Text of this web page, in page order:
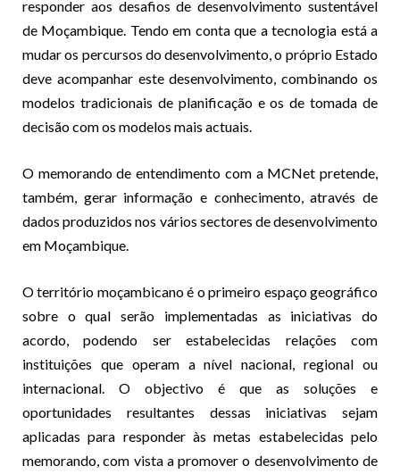
responder aos desafios de desenvolvimento sustentável
de Moçambique. Tendo em conta que a tecnologia está a
mudar os percursos do desenvolvimento, o próprio Estado
deve acompanhar este desenvolvimento, combinando os
modelos tradicionais de planificação e os de tomada de
decisão com os modelos mais actuais.
O memorando de entendimento com a MCNet pretende,
também, gerar informação e conhecimento, através de
dados produzidos nos vários sectores de desenvolvimento
em Moçambique.
O território moçambicano é o primeiro espaço geográfico
sobre o qual serão implementadas as iniciativas do
acordo, podendo ser estabelecidas relações com
instituições que operam a nível nacional, regional ou
internacional. O objectivo é que as soluções e
oportunidades resultantes dessas iniciativas sejam
aplicadas para responder às metas estabelecidas pelo
memorando, com vista a promover o desenvolvimento de